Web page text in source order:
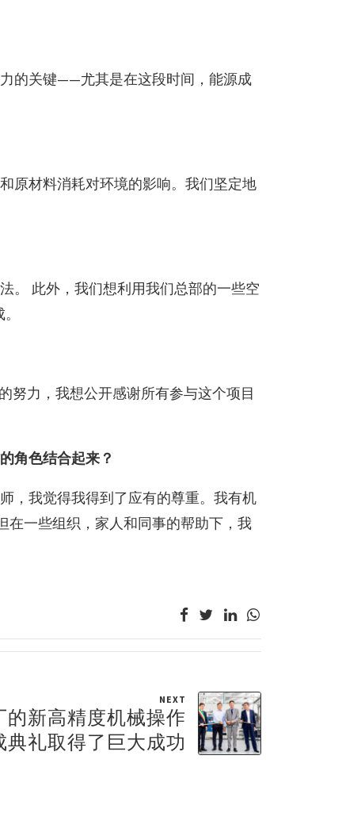
的关键——尤其是在这段时间，能源成
原材料消耗对环境的影响。我们坚定地
。 此外，我们想利用我们总部的一些空
努力，我想公开感谢所有参与这个项目
角色结合起来？
，我觉得我得到了应有的尊重。我有机
一些组织，家人和同事的帮助下，我
NEXT
新高精度机械操作
典礼取得了巨大成功